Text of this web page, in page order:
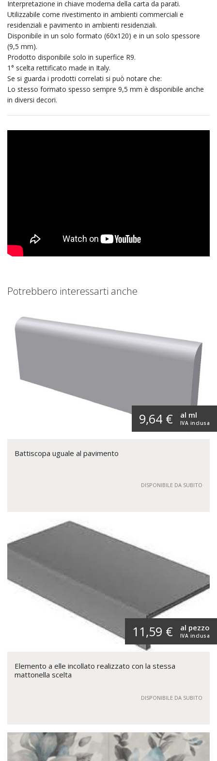
Interpretazione in chiave moderna della carta da parati.
Utilizzabile come rivestimento in ambienti commerciali e
residenziali e pavimento in ambienti residenziali.
Disponibile in un solo formato (60x120) e in un solo spessore
(9,5 mm).
Prodotto disponibile solo in superfice R9.
1° scelta rettificato made in Italy.
Se si guarda i prodotti correlati si può notare che:
Lo stesso formato spesso sempre 9,5 mm è disponibile anche
in diversi decori.
Potrebbero interessarti anche
9,64 € IVA inclusa
al ml
Battiscopa uguale al pavimento
DISPONIBILE DA SUBITO
11,59 € IVA inclusa
al pezzo
Elemento a elle incollato realizzato con la stessa
mattonella scelta
DISPONIBILE DA SUBITO